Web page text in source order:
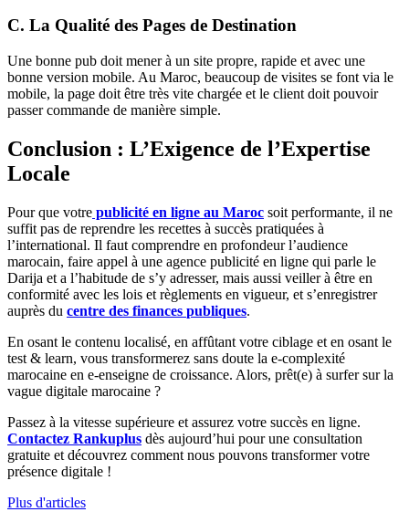
C. La Qualité des Pages de Destination
Une bonne pub doit mener à un site propre, rapide et avec une
bonne version mobile. Au Maroc, beaucoup de visites se font via le
mobile, la page doit être très vite chargée et le client doit pouvoir
passer commande de manière simple.
Conclusion : L’Exigence de l’Expertise
Locale
Pour que votre publicité en ligne au Maroc soit performante, il ne
suffit pas de reprendre les recettes à succès pratiquées à
l’international. Il faut comprendre en profondeur l’audience
marocain, faire appel à une agence publicité en ligne qui parle le
Darija et a l’habitude de s’y adresser, mais aussi veiller à être en
conformité avec les lois et règlements en vigueur, et s’enregistrer
auprès du centre des finances publiques.
En osant le contenu localisé, en affûtant votre ciblage et en osant le
test & learn, vous transformerez sans doute la e-complexité
marocaine en e-enseigne de croissance. Alors, prêt(e) à surfer sur la
vague digitale marocaine ?
Passez à la vitesse supérieure et assurez votre succès en ligne.
Contactez Rankuplus dès aujourd’hui pour une consultation
gratuite et découvrez comment nous pouvons transformer votre
présence digitale !
Plus d'articles